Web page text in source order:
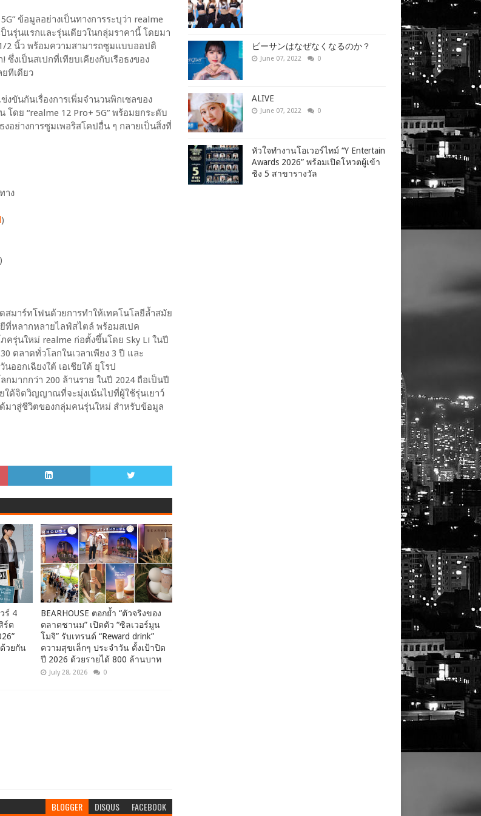
ข้อมูลอย่างเป็นทางการระบุว่า realme
นรุ่นแรกและรุ่นเดียวในกลุ่มราคานี้ โดยมา
2 นิ้ว พร้อมความสามารถซูมแบบออปติ
ซึ่งเป็นสเปกที่เทียบเคียงกับเรือธงของ
ยทีเดียว
ขันกันเรื่องการเพิ่มจำนวนพิกเซลของ
ดย “realme 12 Pro+ 5G” พร้อมยกระดับ
อย่างการซูมเพอริสโคปอื่น ๆ กลายเป็นสิ่งที่
าง
)
)
มาร์ทโฟนด้วยการทำให้เทคโนโลยีล้ำสมัย
ที่หลากหลายไลฟ์สไตล์ พร้อมสเปค
รุ่นใหม่ realme ก่อตั้งขึ้นโดย Sky Li ในปี
ตลาดทั่วโลกในเวลาเพียง 3 ปี และ
ออกเฉียงใต้ เอเชียใต้ ยุโรป
มากกว่า 200 ล้านราย ในปี 2024 ถือเป็นปี
ใต้จิตวิญญาณที่จะมุ่งเน้นไปที่ผู้ใช้รุ่นเยาว์
มาสู่ชีวิตของกลุ่มคนรุ่นใหม่ สำหรับข้อมูล
ร์ 4
ร์ต
วยกัน
BEARHOUSE ตอกย้ำ “ตัวจริงของ
ตลาดชานม” เปิดตัว “ซิลเวอร์มูน
โมจิ” รับเทรนด์ “Reward drink”
ความสุขเล็กๆ ประจำวัน ตั้งเป้าปิด
ปี 2026 ด้วยรายได้ 800 ล้านบาท
July 28, 2026 0
BLOGGER DISQUS FACEBOOK
ビーサンはなぜなくなるのか？
June 07, 2022 0
ALIVE
June 07, 2022 0
หัวใจทำงานโอเวอร์ไทม์ “Y Entertain
Awards 2026” พร้อมเปิดโหวตผู้เข้า
ชิง 5 สาขารางวัล